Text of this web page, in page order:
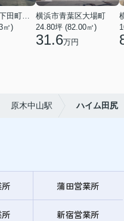
㎡)
横浜市青葉区大場町
24.80坪 (82.00㎡)
31.6万円
原木中山駅 ハイム田尻
蒲田営業所
新宿営業所